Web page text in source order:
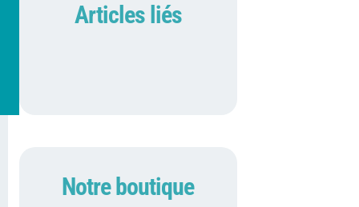
Articles liés
Notre boutique